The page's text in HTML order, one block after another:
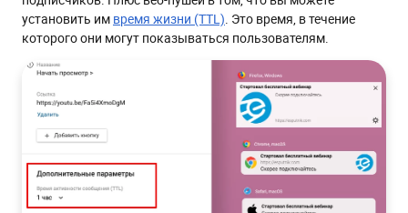
установить им время жизни (TTL). Это время, в течение
которого они могут показываться пользователям.